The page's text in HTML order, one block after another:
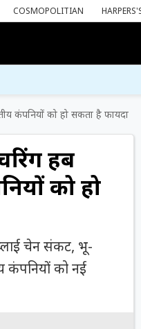
COSMOPOLITIAN
कंपनियों को हो सकता है फायदा
हब
को हो
चेन संकट, भू-
कंपनियों को नई